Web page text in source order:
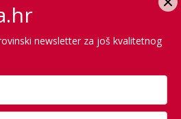
newsletter za još kvalitetnog